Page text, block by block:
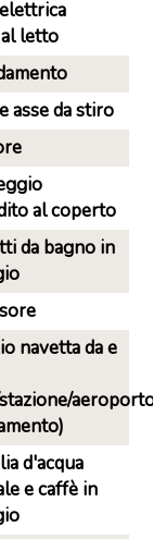
letto
asse da stiro
al coperto
da bagno in
navetta da e
d'acqua
e caffè in